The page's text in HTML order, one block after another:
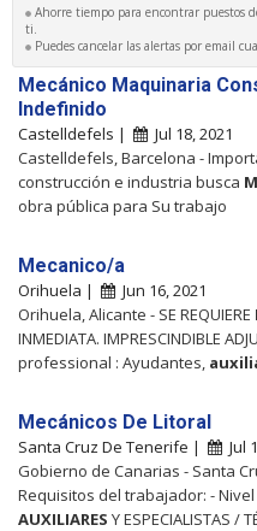
Ahorre tiempo para encontrar puestos
ti.
Puedes cancelar las alertas por email
Mecánico Maquinaria
Indefinido
Castelldefels |
Jul 18, 2021
Castelldefels, Barcelona -
construcción e industria busca
obra pública para Su trabajo
Mecanico/a
Orihuela |
Jun 16, 2021
Orihuela, Alicante - SE REQUIERE
INMEDIATA. IMPRESCINDIBLE
professional : Ayudantes,
Mecánicos De Litoral
Santa Cruz De Tenerife | Jul
Gobierno de Canarias - Santa
Requisitos del trabajador: - Nivel
AUXILIARES Y ESPECIALISTAS /